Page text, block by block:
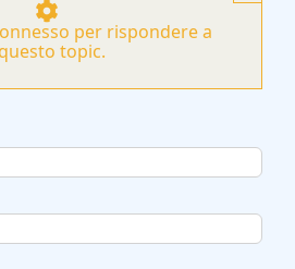
per rispondere a
questo topic.